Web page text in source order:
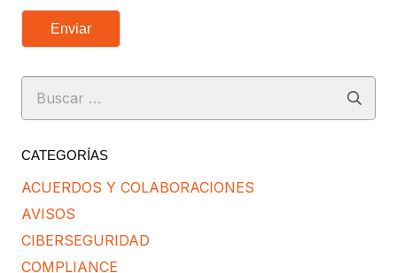
Enviar
Buscar:
CATEGORÍAS
ACUERDOS Y COLABORACIONES
AVISOS
CIBERSEGURIDAD
COMPLIANCE